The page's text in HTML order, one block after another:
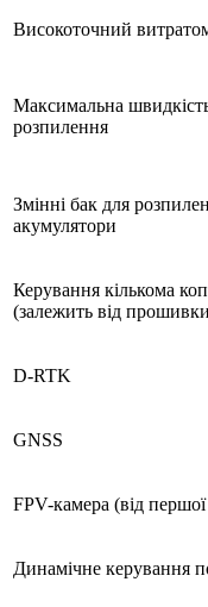
Високоточний
Максимальна
розпилення
Змінні бак для
акумулятори
Керування кількома
(залежить від
D-RTK
GNSS
FPV-камера (від
Динамічне керування